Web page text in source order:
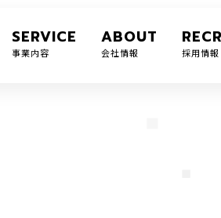
SERVICE
事業内容
ABOUT
会社情報 採用情報